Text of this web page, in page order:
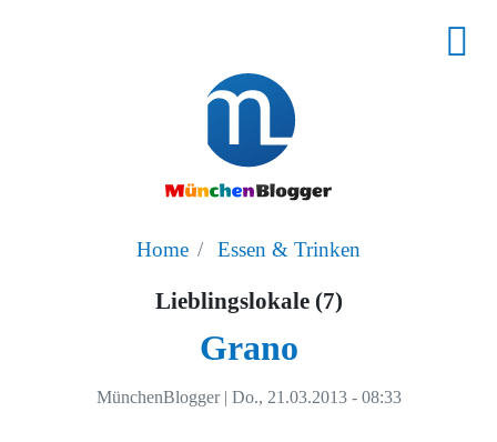
Home Essen & Trinken
Lieblingslokale (7)
Grano
MünchenBlogger | Do., 21.03.2013 - 08:33